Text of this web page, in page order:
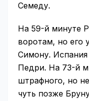
Семеду.
На 59-й минуте
воротам, но его
Симону.
Педри. На 73-й
штрафного, но
чуть позже